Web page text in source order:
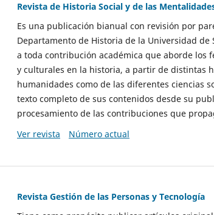
Revista de Historia Social y de las
Es una publicación bianual con revisión por
Departamento de Historia de la Universidad
a toda contribución académica que aborde los
y culturales en la historia, a partir de distintas
humanidades como de las diferentes ciencias
texto completo de sus contenidos desde su
procesamiento de las contribuciones que
Ver revista
Número actual
Revista Gestión de las Personas y Tecnología